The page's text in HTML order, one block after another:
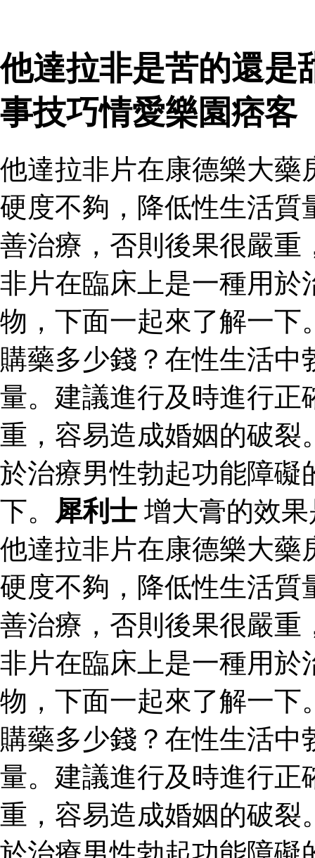
他達拉非是苦的還是
事技巧情愛樂園痞客
他達拉非片在康德樂大藥
硬度不夠，降低性生活質
善治療，否則後果很嚴重
非片在臨床上是一種用於
物，下面一起來了解一下
購藥多少錢？在性生活
量。建議進行及時進行正
重，容易造成婚姻的破裂
於治療男性勃起功能障礙
下。 犀利士 增大膏的效
他達拉非片在康德樂大藥
硬度不夠，降低性生活質
善治療，否則後果很嚴重
非片在臨床上是一種用於
物，下面一起來了解一下
購藥多少錢？在性生活
量。建議進行及時進行正
重，容易造成婚姻的破裂